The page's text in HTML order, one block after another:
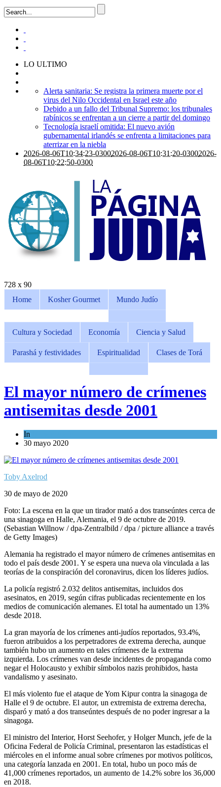
LO ULTIMO
Alerta sanitaria: Se registra la primera muerte por el
virus del Nilo Occidental en Israel este año
Debido a un fallo del Tribunal Supremo: los tribunales
rabínicos se enfrentan a un cierre a partir del domingo
Tecnología israelí omitida: El nuevo avión
gubernamental irlandés se enfrenta a limitaciones para
aterrizar en la niebla
2026-08-06T10:34:23-03002026-08-06T10:31:20-03002026-
08-06T10:22:50-0300
728 x 90
Home
Kosher Gourmet Mundo Judío
Cultura y Sociedad Economía Ciencia y Salud
Parashá y festividades Espiritualidad Clases de Torá
El mayor número de crímenes
antisemitas desde 2001
In
30 mayo 2020
Toby Axelrod
30 de mayo de 2020
Foto: La escena en la que un tirador mató a dos transeúntes cerca de
una sinagoga en Halle, Alemania, el 9 de octubre de 2019.
(Sebastian Willnow / dpa-Zentralbild / dpa / picture alliance a través
de Getty Images)
Alemania ha registrado el mayor número de crímenes antisemitas en
todo el país desde 2001. Y se espera una nueva ola vinculada a las
teorías de la conspiración del coronavirus, dicen los líderes judíos.
La policía registró 2.032 delitos antisemitas, incluidos dos
asesinatos, en 2019, según cifras publicadas recientemente en los
medios de comunicación alemanes. El total ha aumentado un 13%
desde 2018.
La gran mayoría de los crímenes anti-judíos reportados, 93.4%,
fueron atribuidos a los perpetradores de extrema derecha, aunque
también hubo un aumento en tales crímenes de la extrema
izquierda. Los crímenes van desde incidentes de propaganda como
negar el Holocausto y exhibir símbolos nazis prohibidos, hasta
vandalismo y asesinato.
El más violento fue el ataque de Yom Kipur contra la sinagoga de
Halle el 9 de octubre. El autor, un extremista de extrema derecha,
disparó y mató a dos transeúntes después de no poder ingresar a la
sinagoga.
El ministro del Interior, Horst Seehofer, y Holger Munch, jefe de la
Oficina Federal de Policía Criminal, presentaron las estadísticas el
miércoles en el informe anual sobre crímenes por motivos políticos,
una categoría lanzada en 2001. En total, hubo un poco más de
41,000 crímenes reportados, un aumento de 14.2% sobre los 36,000
en 2018.